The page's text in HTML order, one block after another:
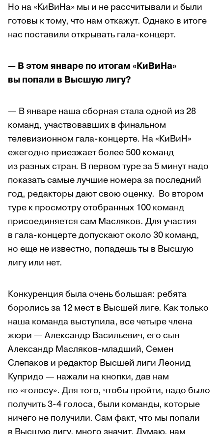
Но на «КиВиНа» мы и не рассчитывали и были
готовы к тому, что нам откажут. Однако в итоге
нас поставили открывать гала-концерт.
— В этом январе по итогам «КиВиНа»
вы попали в Высшую лигу?
— В январе наша сборная стала одной из 28
команд, участвовавших в финальном
телевизионном гала-концерте. На «КиВиН»
ежегодно приезжает более 500 команд
из разных стран. В первом туре за 5 минут надо
показать самые лучшие номера за последний
год, редакторы дают свою оценку. Во втором
туре к просмотру отобранных 100 команд
присоединяется сам Масляков. Для участия
в гала-концерте допускают около 30 команд,
но еще не известно, попадешь ты в Высшую
лигу или нет.
Конкуренция была очень большая: ребята
боролись за 12 мест в Высшей лиге. Как только
наша команда выступила, все четыре члена
жюри — Александр Васильевич, его сын
Александр Масляков-младший, Семен
Слепаков и редактор Высшей лиги Леонид
Купридо — нажали на кнопки, дав нам
по «голосу». Для того, чтобы пройти, надо было
получить 3-4 голоса, были команды, которые
ничего не получили. Сам факт, что мы попали